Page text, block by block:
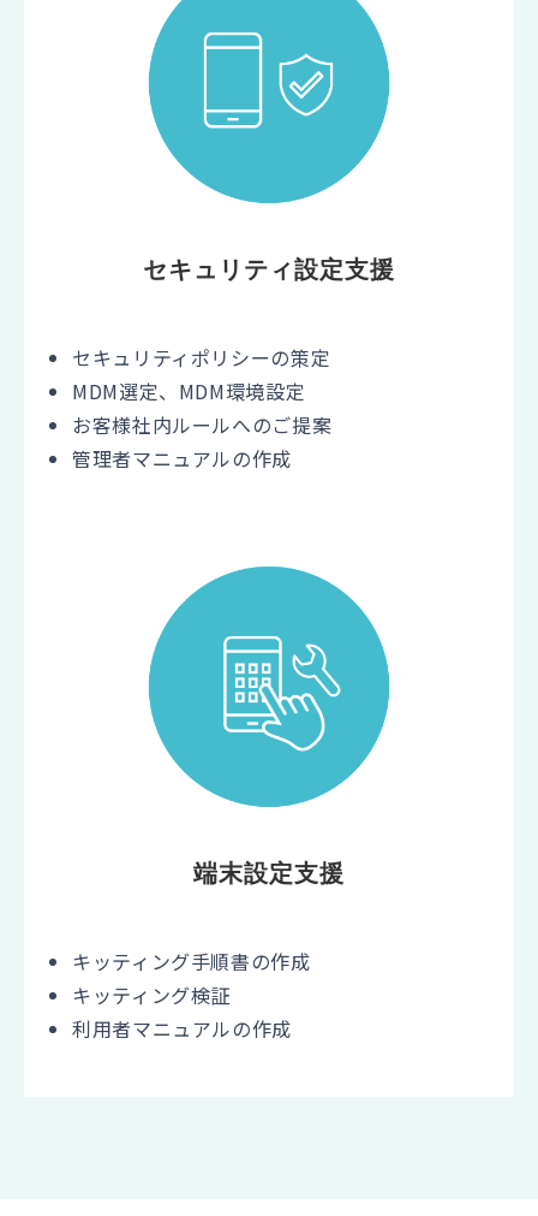
セキュリティ設定支援
セキュリティポリシーの策定
MDM選定、MDM環境設定
お客様社内ルールへのご提案
管理者マニュアルの作成
端末設定支援
キッティング手順書の作成
キッティング検証
利用者マニュアルの作成